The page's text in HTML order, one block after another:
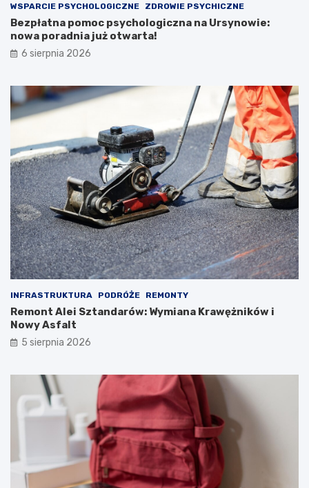
WSPARCIE PSYCHOLOGICZNE ZDROWIE PSYCHICZNE
Bezpłatna pomoc psychologiczna na Ursynowie:
nowa poradnia już otwarta!
6 sierpnia 2026
INFRASTRUKTURA PODRÓŻE REMONTY
Remont Alei Sztandarów: Wymiana Krawężników i
Nowy Asfalt
5 sierpnia 2026